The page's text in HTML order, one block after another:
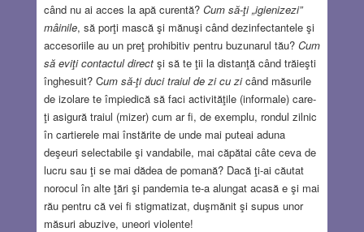
când nu ai acces la apă curentă? Cum să-ţi „igienizezi”
mâinile, să porţi mască şi mănuşi când dezinfectantele şi
accesoriile au un preţ prohibitiv pentru buzunarul tău? Cum
să eviţi contactul directşi să te ţii la distanţă când trăieşti
înghesuit? Cum să-ţi duci traiul de zi cu zicând măsurile
de izolare te împiedică să faci activităţile (informale) care-
ţi asigură traiul (mizer) cum ar fi, de exemplu, rondul zilnic
în cartierele mai înstărite de unde mai puteai aduna
deşeuri selectabile şi vandabile, mai căpătai câte ceva de
lucru sau ţi se mai dădea de pomană? Dacă ţi-ai căutat
norocul în alte ţări şi pandemia te-a alungat acasă e şi mai
rău pentru că vei fi stigmatizat, duşmănit şi supus unor
măsuri abuzive, uneori violente!